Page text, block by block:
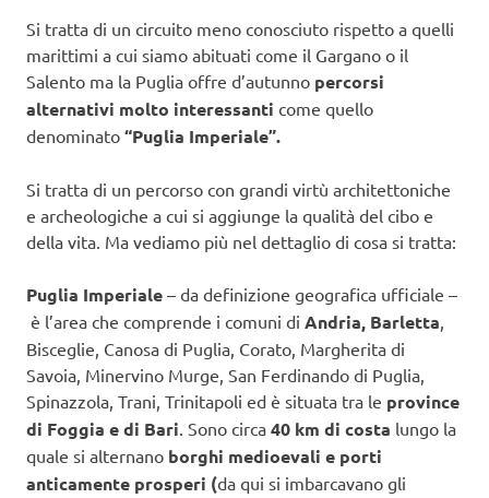
Si tratta di un circuito meno conosciuto rispetto a quelli
marittimi a cui siamo abituati come il Gargano o il
Salento ma la Puglia offre d’autunno percorsi
alternativi molto interessanti come quello
denominato “Puglia Imperiale”.
Si tratta di un percorso con grandi virtù architettoniche
e archeologiche a cui si aggiunge la qualità del cibo e
della vita. Ma vediamo più nel dettaglio di cosa si tratta:
Puglia Imperiale – da definizione geografica ufficiale –
è l’area che comprende i comuni di Andria, Barletta,
Bisceglie, Canosa di Puglia, Corato, Margherita di
Savoia, Minervino Murge, San Ferdinando di Puglia,
Spinazzola, Trani, Trinitapoli ed è situata tra le province
di Foggia e di Bari. Sono circa 40 km di costa lungo la
quale si alternano borghi medioevali e porti
anticamente prosperi (da qui si imbarcavano gli